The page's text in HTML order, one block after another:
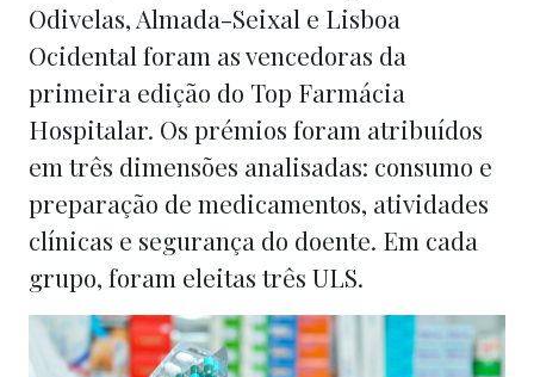
Odivelas, Almada-Seixal e Lisboa
Ocidental foram as vencedoras da
primeira edição do Top Farmácia
Hospitalar. Os prémios foram atribuídos
em três dimensões analisadas: consumo e
preparação de medicamentos, atividades
clínicas e segurança do doente. Em cada
grupo, foram eleitas três ULS.